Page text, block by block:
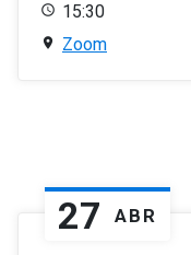
15:30
Zoom
27 ABR